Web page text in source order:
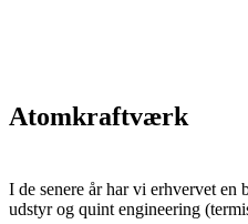
Atomkraftværk
I de senere år har vi erhvervet
udstyr og quint engineering